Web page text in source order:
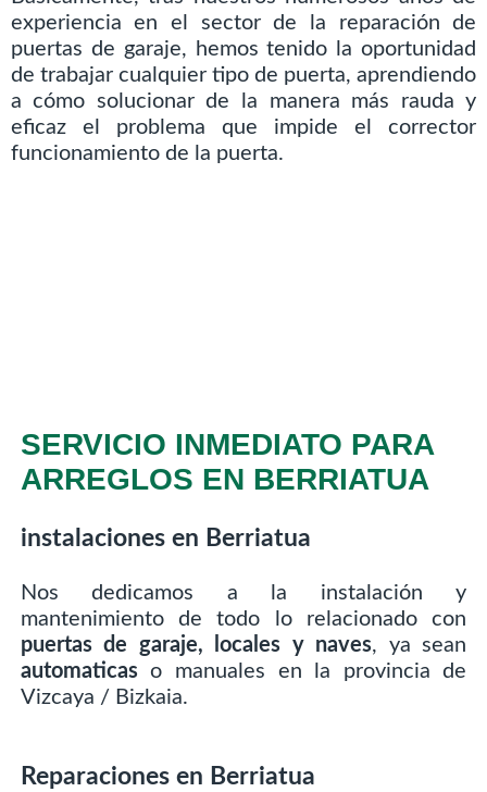
experiencia en el sector de la reparación de
puertas de garaje, hemos tenido la oportunidad
de trabajar cualquier tipo de puerta, aprendiendo
a cómo solucionar de la manera más rauda y
eficaz el problema que impide el corrector
funcionamiento de la puerta.
SERVICIO INMEDIATO PARA
ARREGLOS EN BERRIATUA
instalaciones en Berriatua
Nos dedicamos a la instalación y
mantenimiento de todo lo relacionado con
puertas de garaje, locales y naves, ya sean
automaticaso manuales en la provincia de
Vizcaya / Bizkaia.
Reparaciones en Berriatua